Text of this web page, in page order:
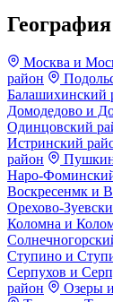
Москва и
район
Балашихинский
Домодедово и
Одинцовский
Истринский
район
Наро-
Воскресенмк и
Орехово-
Коломна и
Ступино и
Серпухов и
район
Озеры